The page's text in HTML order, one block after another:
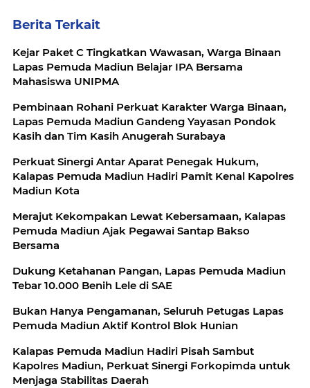
Berita Terkait
Kejar Paket C Tingkatkan Wawasan, Warga Binaan
Lapas Pemuda Madiun Belajar IPA Bersama
Mahasiswa UNIPMA
Pembinaan Rohani Perkuat Karakter Warga Binaan,
Lapas Pemuda Madiun Gandeng Yayasan Pondok
Kasih dan Tim Kasih Anugerah Surabaya
Perkuat Sinergi Antar Aparat Penegak Hukum,
Kalapas Pemuda Madiun Hadiri Pamit Kenal Kapolres
Madiun Kota
Merajut Kekompakan Lewat Kebersamaan, Kalapas
Pemuda Madiun Ajak Pegawai Santap Bakso
Bersama
Dukung Ketahanan Pangan, Lapas Pemuda Madiun
Tebar 10.000 Benih Lele di SAE
Bukan Hanya Pengamanan, Seluruh Petugas Lapas
Pemuda Madiun Aktif Kontrol Blok Hunian
Kalapas Pemuda Madiun Hadiri Pisah Sambut
Kapolres Madiun, Perkuat Sinergi Forkopimda untuk
Menjaga Stabilitas Daerah